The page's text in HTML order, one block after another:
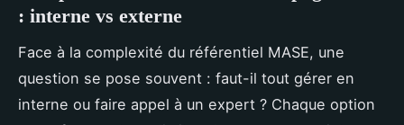
: interne vs externe
Face à la complexité du référentiel MASE, une
question se pose souvent : faut-il tout gérer en
interne ou faire appel à un expert ? Chaque option